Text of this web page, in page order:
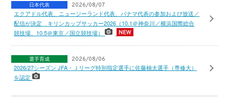
日本代表 2026/08/07
エクアドル代表、ニュージーランド代表、パナマ代表の参加および放送／
配信が決定 キリンカップサッカー2026（10.1＠神奈川／横浜国際総合
競技場、10.5＠東京／国立競技場）
選手育成 2026/08/06
2026/27シーズン JFA・Ｊリーグ特別指定選手に佐藤柚太選手（専修大）
を認定